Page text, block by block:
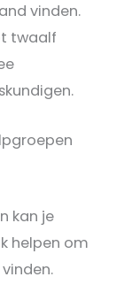
vinden.
twaalf
kan je
helpen om